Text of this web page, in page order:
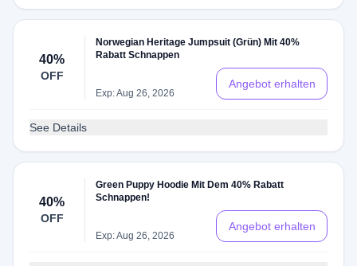
40%
OFF
Norwegian Heritage Jumpsuit (Grün) Mit 40%
Rabatt Schnappen
Exp: Aug 26, 2026
Angebot erhalten
See Details
40%
OFF
Green Puppy Hoodie Mit Dem 40% Rabatt
Schnappen!
Exp: Aug 26, 2026
Angebot erhalten